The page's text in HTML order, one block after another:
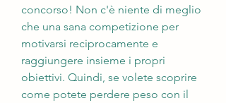
concorso! Non c'è niente di meglio
che una sana competizione per
motivarsi reciprocamente e
raggiungere insieme i propri
obiettivi. Quindi, se volete scoprire
come potete perdere peso con il